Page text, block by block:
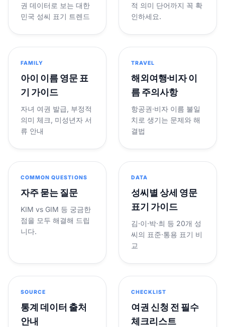
권 데이터로 보는 대한
민국 성씨 표기 트렌드
적 의미 단어까지 꼭 확
인하세요.
FAMILY
아이 이름 영문 표
기 가이드
자녀 여권 발급, 부정적
의미 체크, 미성년자 서
류 안내
TRAVEL
해외여행·비자 이
름 주의사항
항공권·비자 이름 불일
치로 생기는 문제와 해
결법
COMMON QUESTIONS
자주 묻는 질문
KIM vs GIM 등 궁금한
점을 모두 해결해 드립
니다.
DATA
성씨별 상세 영문
표기 가이드
김·이·박·최 등 20개 성
씨의 표준·통용 표기 비
교
SOURCE
통계 데이터 출처
안내
CHECKLIST
여권 신청 전 필수
체크리스트